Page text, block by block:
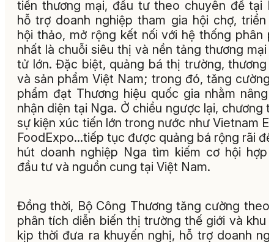
tiến thương mại, đầu tư theo chuyên đề tại
hỗ trợ doanh nghiệp tham gia hội chợ, triển
hội thảo, mở rộng kết nối với hệ thống phân
nhất là chuỗi siêu thị và nền tảng thương mại
tử lớn. Đặc biệt, quảng bá thị trường, thương
và sản phẩm Việt Nam; trong đó, tăng cường
phẩm đạt Thương hiệu quốc gia nhằm nâng
nhận diện tại Nga. Ở chiều ngược lại, chương
sự kiện xúc tiến lớn trong nước như Vietnam
FoodExpo…tiếp tục được quảng bá rộng rãi
hút doanh nghiệp Nga tìm kiếm cơ hội hợp
đầu tư và nguồn cung tại Việt Nam.
Đồng thời, Bộ Công Thương tăng cường theo
phân tích diễn biến thị trường thế giới và khu
kịp thời đưa ra khuyến nghị, hỗ trợ doanh